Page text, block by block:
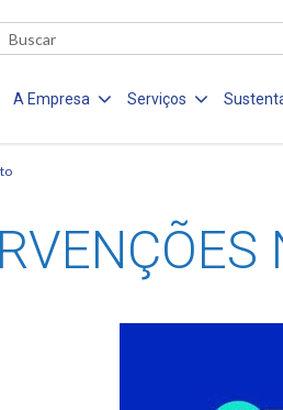
A Empresa Serviços